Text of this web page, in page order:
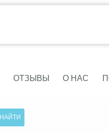
ОТЗЫВЫ О НАС